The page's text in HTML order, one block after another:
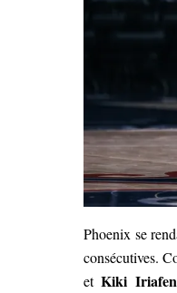
Phoenix se
consécutives.
etKiki Iriafen